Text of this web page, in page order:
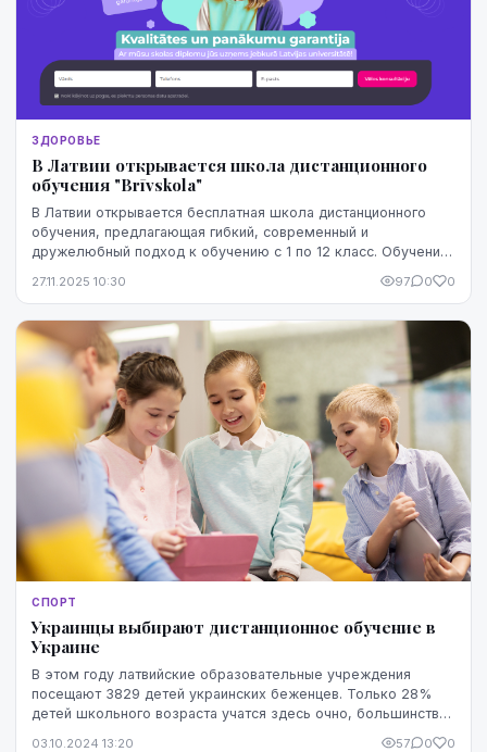
ЗДОРОВЬЕ
В Латвии открывается школа дистанционного
обучения "Brīvskola"
В Латвии открывается бесплатная школа дистанционного
обучения, предлагающая гибкий, современный и
дружелюбный подход к обучению с 1 по 12 класс. Обучение
27.11.2025 10:30 97 0 0
СПОРТ
Украинцы выбирают дистанционное обучение в
Украине
В этом году латвийские образовательные учреждения
посещают 3829 детей украинских беженцев. Только 28%
детей школьного возраста учатся здесь очно, большинство
03.10.2024 13:20 57 0 0